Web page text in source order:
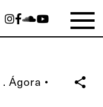
.Ágora •
share